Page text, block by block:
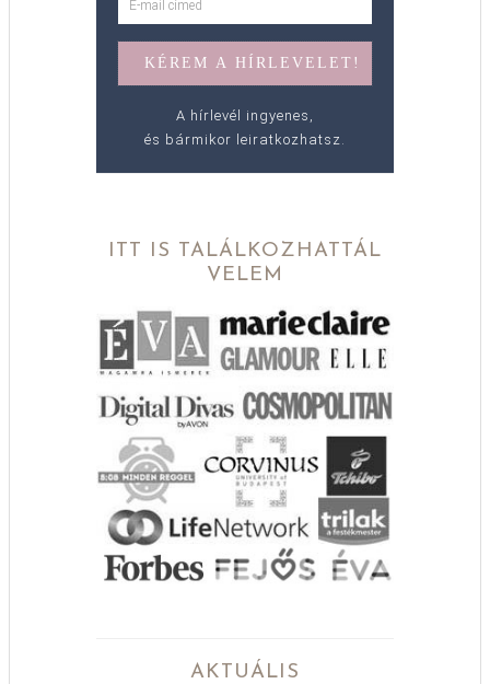
A hírlevél ingyenes,
és bármikor leiratkozhatsz.
ITT IS TALÁLKOZHATTÁL
VELEM
AKTUÁLIS